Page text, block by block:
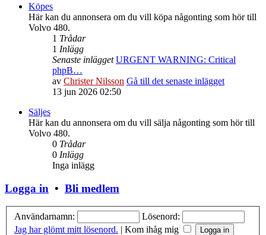
Köpes
Här kan du annonsera om du vill köpa någonting som hör till
Volvo 480.
1 Trådar
1 Inlägg
Senaste inlägget URGENT WARNING: Critical
phpB…
av Christer Nilsson Gå till det senaste inlägget
13 jun 2026 02:50
Säljes
Här kan du annonsera om du vill sälja någonting som hör till
Volvo 480.
0 Trådar
0 Inlägg
Inga inlägg
Logga in • Bli medlem
Användarnamn:
Lösenord:
Jag har glömt mitt lösenord. | Kom ihåg mig